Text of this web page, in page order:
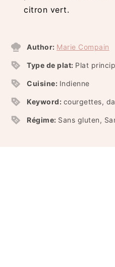
citron vert.
Author: Marie Compain
Type de plat: Plat
Cuisine: Indienne
Keyword: courgettes,
Régime: Sans gluten,